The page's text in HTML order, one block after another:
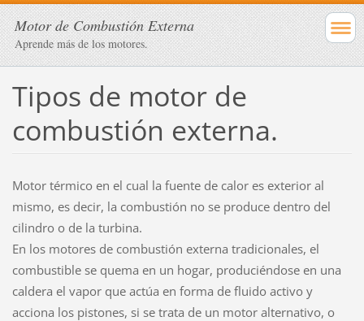
Motor de Combustión Externa
Aprende más de los motores.
Tipos de motor de
combustión externa.
Motor térmico en el cual la fuente de calor es exterior al
mismo, es decir, la combustión no se produce dentro del
cilindro o de la turbina.
En los motores de combustión externa tradicionales, el
combustible se quema en un hogar, produciéndose en una
caldera el vapor que actúa en forma de fluido activo y
acciona los pistones, si se trata de un motor alternativo, o